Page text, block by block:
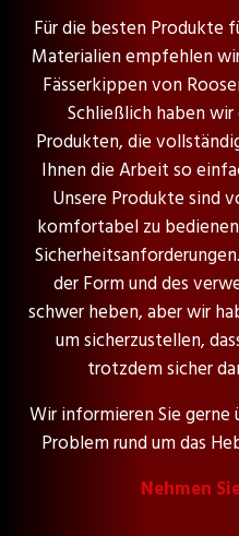
Für die besten Produkte
Materialien empfehlen
Fässerkippen von
Schließlich haben
Produkten, die
Ihnen die Arbeit so
Unsere Produkte sind
komfortabel zu
der Form und des
schwer heben, aber wir
um sicherzustellen,
trotzdem sicher
Wir informieren Sie
Problem rund um das
Nehmen